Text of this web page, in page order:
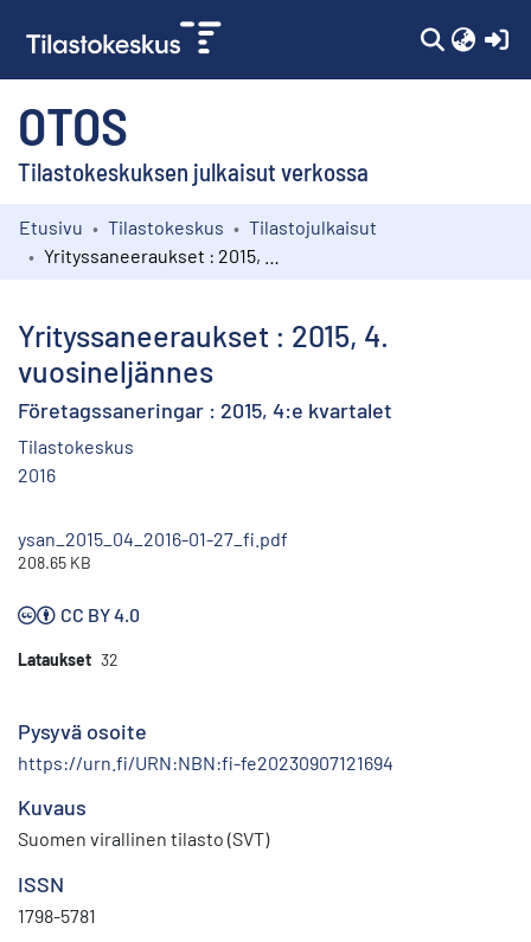
OTOS
Tilastokeskuksen julkaisut verkossa
Kokoelmat
Etusivu Tilastokeskus
Tilastojulkaisut
Yrityssaneeraukset : 2015, 4.
vuosineljännes
Företagssaneringar : 2015, 4:e kvartalet
Tilastokeskus
2016
ysan_2015_04_2016-01-27_fi.pdf
208.65 KB
CC BY 4.0
Lataukset 32
Pysyvä osoite
https://urn.fi/URN:NBN:fi-fe20230907121694
Kuvaus
Suomen virallinen tilasto (SVT)
ISSN
1798-5781